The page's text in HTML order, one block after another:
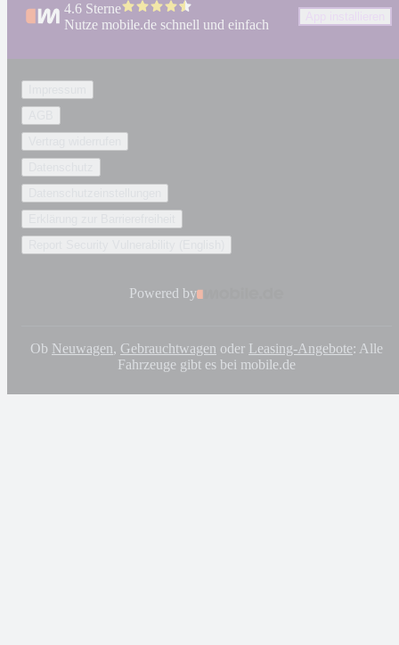
4.6 Sterne
Nutze mobile.de schnell und einfach
Powered by
Ob Neuwagen, Gebrauchtwagen oder Leasing-Angebote: Alle
Fahrzeuge gibt es bei mobile.de